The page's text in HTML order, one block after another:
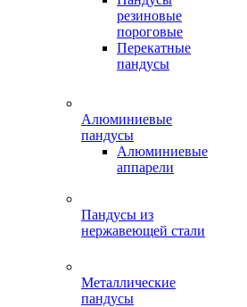
резиновые
пороговые
Перекатные
пандусы
Алюминиевые
пандусы
Алюминиевые
аппарели
Пандусы из
нержавеющей стали
Металлические
пандусы